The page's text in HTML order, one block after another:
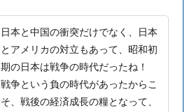
日本と中国の衝突だけでなく、日本
とアメリカの対立もあって、昭和初
期の日本は戦争の時代だったね！
戦争という負の時代があったからこ
そ、戦後の経済成長の糧となって、